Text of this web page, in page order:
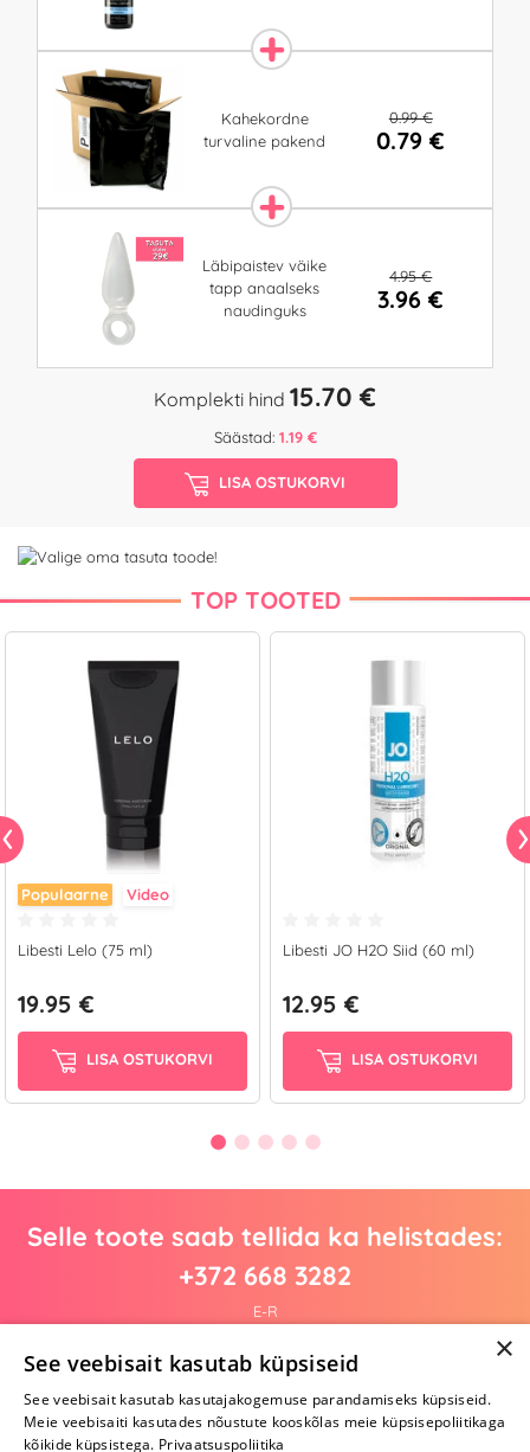
Kahekordne
turvaline pakend
0.99 €
0.79 €
Läbipaistev väike
tapp anaalseks
naudinguks
4.95 €
3.96 €
Komplekti hind 15.70 €
Säästad: 1.19 €
LISA OSTUKORVI
TOP TOOTED
Populaarne Video
Libesti Lelo (75 ml)
19.95 €
LISA OSTUKORVI
Libesti JO H2O Siid (60 ml)
12.95 €
LISA OSTUKORVI
Selle toote saab tellida ka helistades:
+372 668 3282
E-R
Arvustusi veel pole
Ole esimene!
×
See veebisait kasutab küpsiseid
See veebisait kasutab kasutajakogemuse parandamiseks küpsiseid.
Meie veebisaiti kasutades nõustute kooskõlas meie küpsisepoliitikaga
kõikide küpsistega. Privaatsuspoliitika